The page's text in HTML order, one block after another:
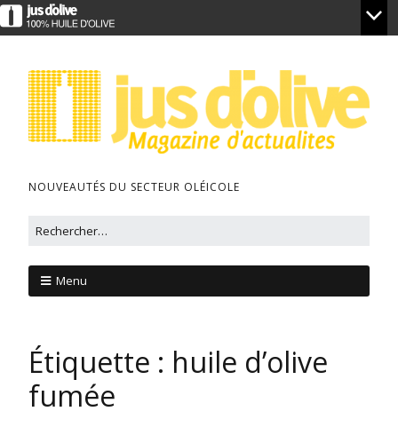
NOUVEAUTÉS DU SECTEUR OLÉICOLE
Menu
Étiquette : huile d’olive
fumée